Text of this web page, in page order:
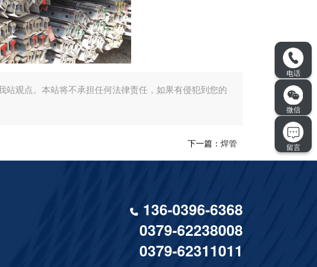
观点。本站将不承担任何法律责任，如果有侵犯到您的
下一篇：焊管
136-0396-6368
0379-62238008
0379-62311011